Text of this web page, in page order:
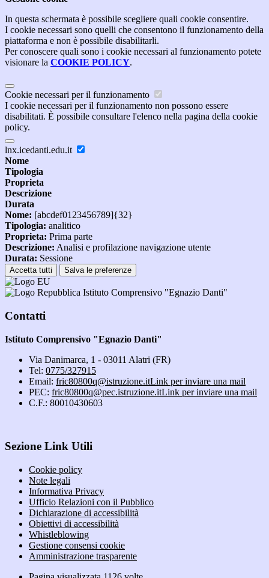
In questa schermata è possibile scegliere quali cookie consentire.
I cookie necessari sono quelli che consentono il funzionamento della
piattaforma e non è possibile disabilitarli.
Per conoscere quali sono i cookie necessari al funzionamento potete
visionare la COOKIE POLICY.
Cookie necessari per il funzionamento
I cookie necessari per il funzionamento non possono essere
disabilitati. È possibile consultare l'elenco nella pagina della cookie
policy.
lnx.icedanti.edu.it
Nome
Tipologia
Proprieta
Descrizione
Durata
Nome: [abcdef0123456789]{32}
Tipologia: analitico
Proprieta: Prima parte
Descrizione: Analisi e profilazione navigazione utente
Durata: Sessione
Accetta tutti Salva le preferenze
Istituto Comprensivo "Egnazio Danti"
Contatti
Istituto Comprensivo "Egnazio Danti"
Via Danimarca, 1 - 03011 Alatri (FR)
Tel: 0775/327915
Email: fric80800q@istruzione.itLink per inviare una mail
PEC: fric80800q@pec.istruzione.itLink per inviare una mail
C.F.: 80010430603
Sezione Link Utili
Cookie policy
Note legali
Informativa Privacy
Ufficio Relazioni con il Pubblico
Dichiarazione di accessibilità
Obiettivi di accessibilità
Whistleblowing
Gestione consensi cookie
Amministrazione trasparente